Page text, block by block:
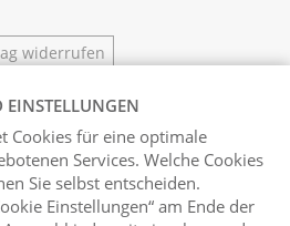
widerrufen
Cookies für eine optimale
Services. Welche Cookies
Sie selbst entscheiden.
Einstellungen“ am Ende der